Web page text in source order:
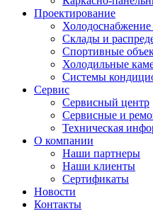
Проектирование
Склады и
Спортивные
Холодильные
Системы
Сервис
Сервисный центр
Сервисные и
Техническая
О компании
Наши партнеры
Наши клиенты
Сертификаты
Новости
Контакты